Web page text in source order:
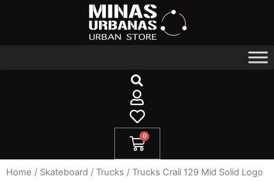
Home / Skateboard / Trucks / Trucks Crail 129 Mid Solid Logo